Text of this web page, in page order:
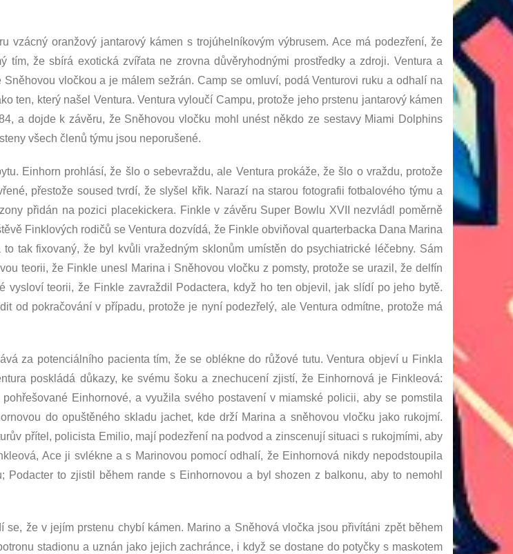
oranžový jantarový kámen s trojúhelníkovým výbrusem. Ace má podezření, že
že sbírá exotická zvířata ne zrovna důvěryhodnými prostředky a zdroji. Ventura a
vločkou a je málem sežrán. Camp se omluví, podá Venturovi ruku a odhalí na
ten, který našel Ventura. Ventura vyloučí Campu, protože jeho prstenu jantarový kámen
a dojde k závěru, že Sněhovou vločku mohl unést někdo ze sestavy Miami Dolphins
všech členů týmu jsou neporušené.
Einhorn prohlásí, že šlo o sebevraždu, ale Ventura prokáže, že šlo o vraždu, protože
přestože soused tvrdí, že slyšel křik. Narazí na starou fotografii fotbalového týmu a
přidán na pozici placekickera. Finkle v závěru Super Bowlu XVII nezvládl poměrně
Finklových rodičů se Ventura dozvídá, že Finkle obviňoval quarterbacka Dana Marina
tak fixovaný, že byl kvůli vražedným sklonům umístěn do psychiatrické léčebny. Sám
teorii, že Finkle unesl Marina i Sněhovou vločku z pomsty, protože se urazil, že delfín
teorii, že Finkle zavraždil Podactera, když ho ten objevil, jak slídí po jeho bytě.
od pokračování v případu, protože je nyní podezřelý, ale Ventura odmítne, protože má
za potenciálního pacienta tím, že se oblékne do růžové tutu. Ventura objeví u Finkla
poskládá důkazy, ke svému šoku a znechucení zjistí, že Einhornová je Finkleová:
Einhornové, a využila svého postavení v miamské policii, aby se pomstila
do opuštěného skladu jachet, kde drží Marina a sněhovou vločku jako rukojmí.
přítel, policista Emilio, mají podezření na podvod a zinscenují situaci s rukojmími, aby
Ace ji svlékne a s Marinovou pomocí odhalí, že Einhornová nikdy nepodstoupila
to zjistil během rande s Einhornovou a byl shozen z balkonu, aby to nemohl
že v jejím prstenu chybí kámen. Marino a Sněhová vločka jsou přivítáni zpět během
stadionu a uznán jako jejich zachránce, i když se dostane do potyčky s maskotem